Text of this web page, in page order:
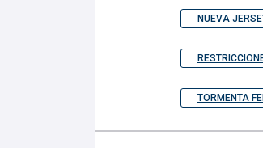
NUEVA
TORMENTA